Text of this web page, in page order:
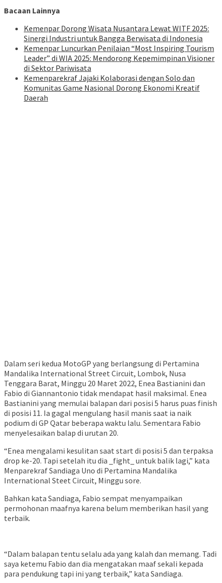
Bacaan Lainnya
Kemenpar Dorong Wisata Nusantara Lewat WITF 2025:
Sinergi Industri untuk Bangga Berwisata di Indonesia
Kemenpar Luncurkan Penilaian “Most Inspiring Tourism
Leader” di WIA 2025: Mendorong Kepemimpinan Visioner
di Sektor Pariwisata
Kemenparekraf Jajaki Kolaborasi dengan Solo dan
Komunitas Game Nasional Dorong Ekonomi Kreatif
Daerah
Dalam seri kedua MotoGP yang berlangsung di Pertamina
Mandalika International Street Circuit, Lombok, Nusa
Tenggara Barat, Minggu 20 Maret 2022, Enea Bastianini dan
Fabio di Giannantonio tidak mendapat hasil maksimal. Enea
Bastianini yang memulai balapan dari posisi 5 harus puas finish
di posisi 11. Ia gagal mengulang hasil manis saat ia naik
podium di GP Qatar beberapa waktu lalu. Sementara Fabio
menyelesaikan balap di urutan 20.
“Enea mengalami kesulitan saat start di posisi 5 dan terpaksa
drop ke-20. Tapi setelah itu dia _fight_ untuk balik lagi,” kata
Menparekraf Sandiaga Uno di Pertamina Mandalika
International Steet Circuit, Minggu sore.
Bahkan kata Sandiaga, Fabio sempat menyampaikan
permohonan maafnya karena belum memberikan hasil yang
terbaik.
“Dalam balapan tentu selalu ada yang kalah dan memang. Tadi
saya ketemu Fabio dan dia mengatakan maaf sekali kepada
para pendukung tapi ini yang terbaik,” kata Sandiaga.